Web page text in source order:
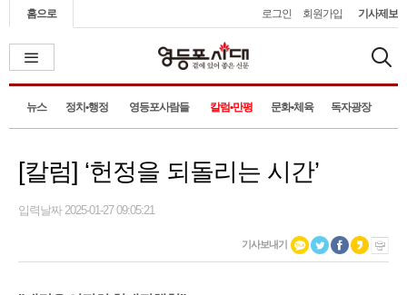
홈으로 로그인 회원가입 기사제보
뉴스 정치•행정 영등포사람들 칼럼•만평 문화•체육 독자광장
[칼럼] ‘헌정을 되돌리는 시간’
입력날짜 2025-01-27 09:05:21
기사보내기